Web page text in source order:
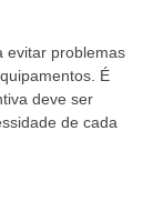
evitar problemas
É
deve ser
de cada